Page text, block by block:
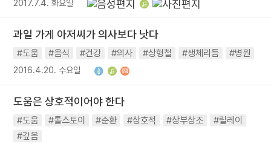
2017.7.4. 화요일
과일 가게 아저씨가 의사보다 낫다
#도움 #음식 #건강 #의사 #상형철 #생체리듬 #병원
2016.4.20. 수요일
도움은 상호적이어야 한다
#도움 #톨스토이 #순환 #상호적 #상부상조
#릴레이
#갚음